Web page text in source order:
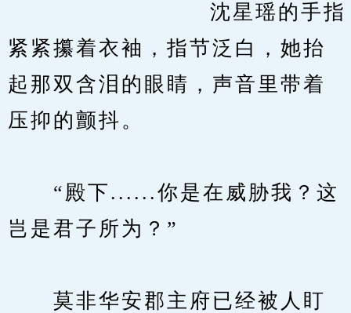
沈星瑶的手指
紧紧攥着衣袖，指节泛白，她抬
起那双含泪的眼睛，声音里带着
压抑的颤抖。
“殿下......你是在威胁我？这
岂是君子所为？”
莫非华安郡主府已经被人盯